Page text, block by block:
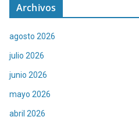
Archivos
agosto 2026
julio 2026
junio 2026
mayo 2026
abril 2026